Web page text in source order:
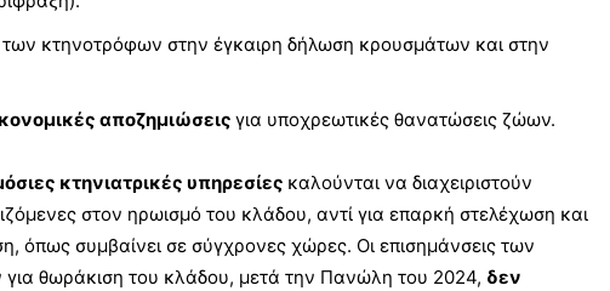
των κτηνοτρόφων στην έγκαιρη δήλωση κρουσμάτων και στην
αποζημιώσεις για υποχρεωτικές θανατώσεις ζώων.
κτηνιατρικές υπηρεσίες καλούνται να διαχειριστούν
στον ηρωισμό του κλάδου, αντί για επαρκή στελέχωση και
όπως συμβαίνει σε σύγχρονες χώρες. Οι επισημάνσεις των
θωράκιση του κλάδου, μετά την Πανώλη του 2024, δεν